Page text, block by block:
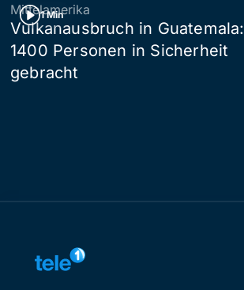
1 Min
Mittelamerika
Vulkanausbruch in Guatemala:
1400 Personen in Sicherheit
gebracht